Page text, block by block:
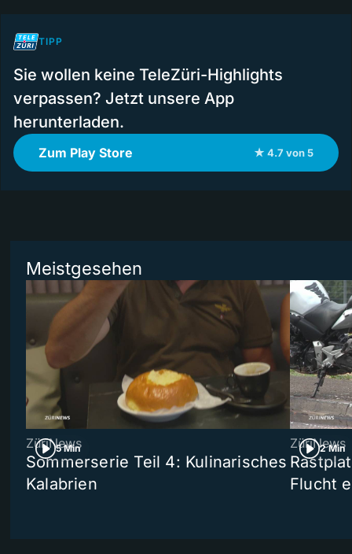
TIPP
Sie wollen keine TeleZüri-Highlights
verpassen? Jetzt unsere App
herunterladen.
Zum Play Store ★ 4.7 von 5
Meistgesehen
5 Min
ZüriNews
Sommerserie Teil 4: Kulinarisches
Kalabrien
2 Min
ZüriNews
Flucht